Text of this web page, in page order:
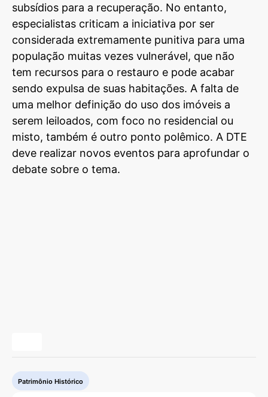
subsídios para a recuperação. No entanto,
especialistas criticam a iniciativa por ser
considerada extremamente punitiva para uma
população muitas vezes vulnerável, que não
tem recursos para o restauro e pode acabar
sendo expulsa de suas habitações. A falta de
uma melhor definição do uso dos imóveis a
serem leiloados, com foco no residencial ou
misto, também é outro ponto polêmico. A DTE
deve realizar novos eventos para aprofundar o
debate sobre o tema.
Patrimônio Histórico